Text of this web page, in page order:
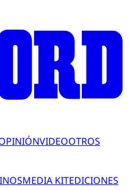
VIDEOOTROS
MEDIA KITEDICIONES